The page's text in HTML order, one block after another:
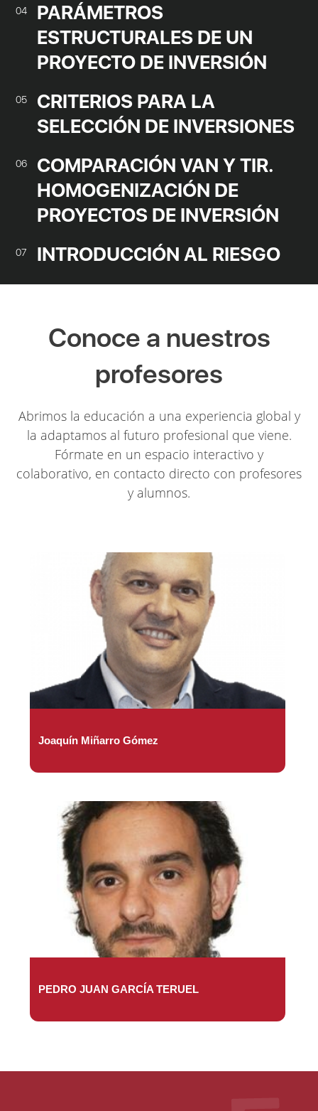
04
PARÁMETROS
ESTRUCTURALES DE UN
PROYECTO DE INVERSIÓN
05
CRITERIOS PARA LA
SELECCIÓN DE INVERSIONES
06
COMPARACIÓN VAN Y TIR.
HOMOGENIZACIÓN DE
PROYECTOS DE INVERSIÓN
07 INTRODUCCIÓN AL RIESGO
Conoce a nuestros
profesores
Abrimos la educación a una experiencia global y
la adaptamos al futuro profesional que viene.
Fórmate en un espacio interactivo y
colaborativo, en contacto directo con profesores
y alumnos.
Joaquín Miñarro Gómez
PEDRO JUAN GARCÍA TERUEL